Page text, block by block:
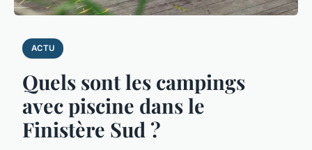
ACTU
Quels sont les campings
avec piscine dans le
Finistère Sud ?